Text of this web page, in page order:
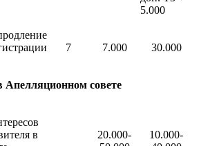
5.000
7 7.000 30.000
Апелляционном совете
в
20.000-
10.000-